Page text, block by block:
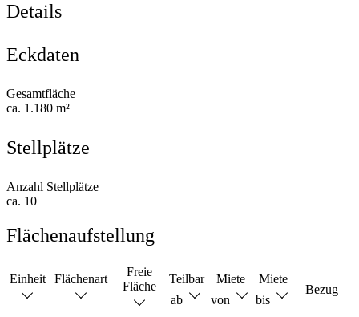
Details
Eckdaten
Gesamtfläche
ca. 1.180 m²
Stellplätze
Anzahl Stellplätze
ca. 10
Flächenaufstellung
Einheit Flächenart
Freie
Fläche
Teilbar
ab
Miete
von
Miete
bis
Bezug